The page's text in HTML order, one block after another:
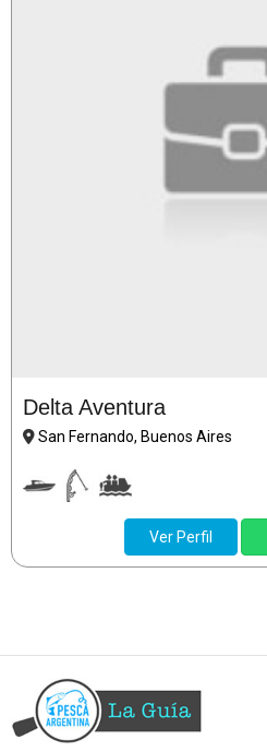
Delta Aventura
San Fernando, Buenos Aires
Ver Perfil